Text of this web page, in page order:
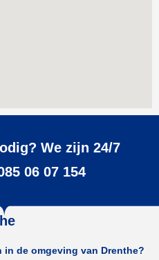
We zijn 24/7
06 07 154
in de omgeving van Drenthe?